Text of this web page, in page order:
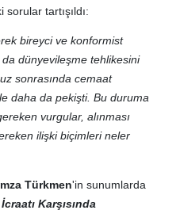
tartışıldı:
bireyci ve konformist
dünyevileşme tehlikesini
sonrasında cemaat
daha da pekişti. Bu duruma
vurgular, alınması
ilişki biçimleri neler
Türkmen'in sunumlarda
Karşısında